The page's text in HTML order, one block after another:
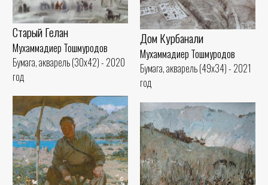
Дом Курбанали
Мухаммадиер Тошмуродов
Бумага, акварель (49x34) - 2021
год
Старый Гелан
Мухаммадиер Тошмуродов
Бумага, акварель (30x42) - 2020
год